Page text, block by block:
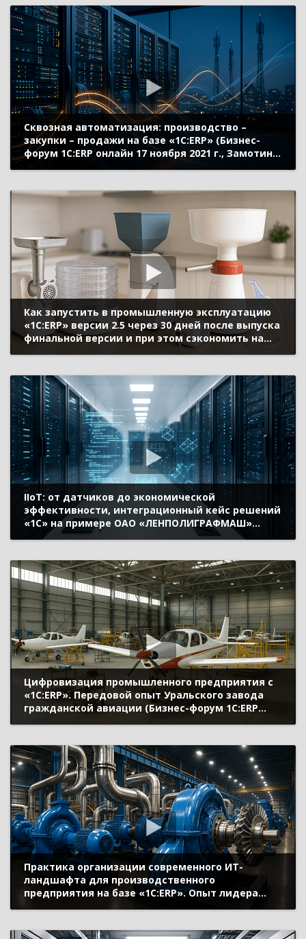
онлайн 17 ноября 2021 г., Думский Андрей, ООО
«Линтекс»)
Сквозная автоматизация: производство –
закупки – продажи на базе «1С:ERP» (Бизнес-
форум 1С:ERP онлайн 17 ноября 2021 г., Замотин
Александр, «ГК Информтехника»)
Как запустить в промышленную эксплуатацию
«1С:ERP» версии 2.5 через 30 дней после выпуска
финальной версии и при этом сэкономить на
внедрении (Бизнес-форум 1С:ERP онлайн 17
Людмила, «АО АПЗ Ротор»)
IIoT: от датчиков до экономической
эффективности, интеграционный кейс решений
«1С» на примере ОАО «ЛЕНПОЛИГРАФМАШ»
(Бизнес-форум 1С:ERP онлайн 17 ноября 2021 г.,
ЛЕНПОЛИГРАФМАШ», Карпухин Максим,
«Апротех», Дунаев Алексей, «Синим
Цифровизация промышленного предприятия с
«1С:ERP». Передовой опыт Уральского завода
гражданской авиации (Бизнес-форум 1С:ERP
Практика организации современного ИТ-
ландшафта для производственного
предприятия на базе «1С:ERP». Опыт лидера
Лузинов Иван, ООО «Завод ПСМ»)